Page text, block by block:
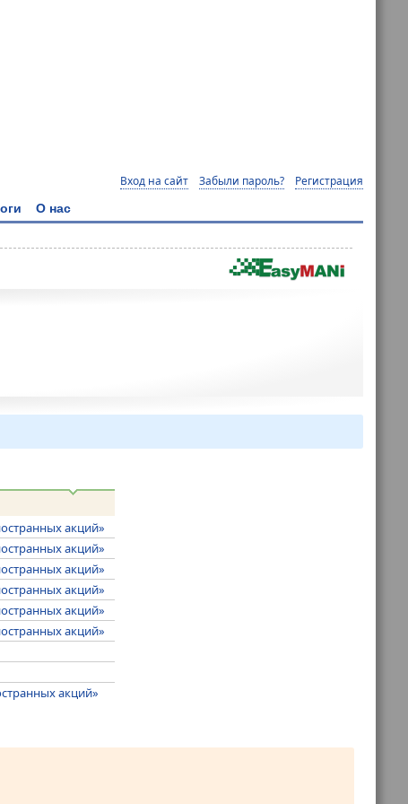
Вход на сайт Забыли пароль? Регистрация
О нас
акций»
акций»
акций»
акций»
акций»
акций»
акций»